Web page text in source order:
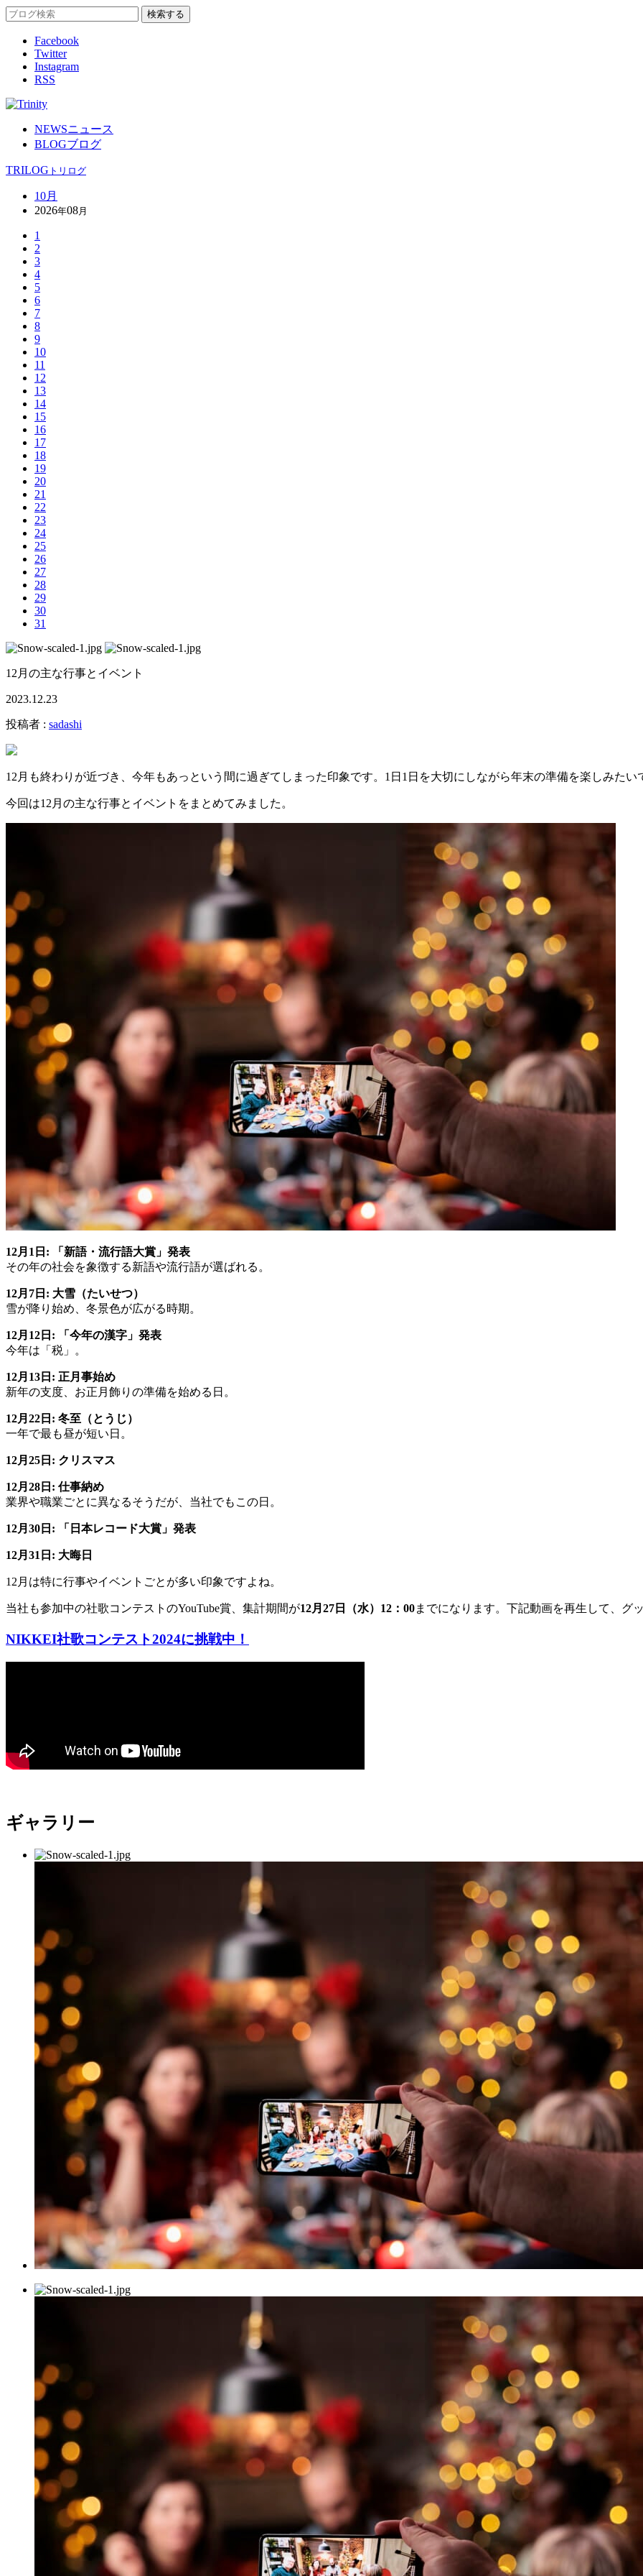
Facebook
Twitter
Instagram
RSS
NEWSニュース
BLOGブログ
TRILOG トリログ
10月
2026年08月
1
2
3
4
5
6
7
8
9
10
11
12
13
14
15
16
17
18
19
20
21
22
23
24
25
26
27
28
29
30
31
12月の主な行事とイベント
2023.12.23
投稿者 : sadashi
12月も終わりが近づき、今年もあっという間に過ぎてしまった印象です。1日1日を大切にしながら年末の準備を楽しみたい
今回は12月の主な行事とイベントをまとめてみました。
12月1日: 「新語・流行語大賞」発表
その年の社会を象徴する新語や流行語が選ばれる。
12月7日: 大雪（たいせつ）
雪が降り始め、冬景色が広がる時期。
12月12日: 「今年の漢字」発表
今年は「税」。
12月13日: 正月事始め
新年の支度、お正月飾りの準備を始める日。
12月22日: 冬至（とうじ）
一年で最も昼が短い日。
12月25日: クリスマス
12月28日: 仕事納め
業界や職業ごとに異なるそうだが、当社でもこの日。
12月30日: 「日本レコード大賞」発表
12月31日: 大晦日
12月は特に行事やイベントごとが多い印象ですよね。
当社も参加中の社歌コンテストのYouTube賞、集計期間が12月27日（水）12：00までになります。下記動画を再生して、
NIKKEI社歌コンテスト2024に挑戦中！
ギャラリー